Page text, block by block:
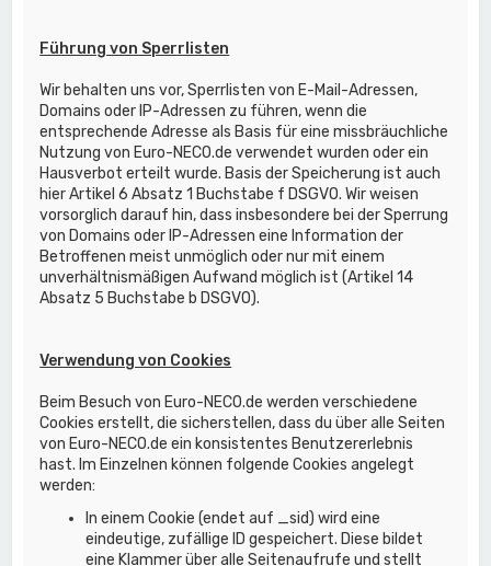
Führung von Sperrlisten
Wir behalten uns vor, Sperrlisten von E-Mail-Adressen,
Domains oder IP-Adressen zu führen, wenn die
entsprechende Adresse als Basis für eine missbräuchliche
Nutzung von Euro-NECO.de verwendet wurden oder ein
Hausverbot erteilt wurde. Basis der Speicherung ist auch
hier Artikel 6 Absatz 1 Buchstabe f DSGVO. Wir weisen
vorsorglich darauf hin, dass insbesondere bei der Sperrung
von Domains oder IP-Adressen eine Information der
Betroffenen meist unmöglich oder nur mit einem
unverhältnismäßigen Aufwand möglich ist (Artikel 14
Absatz 5 Buchstabe b DSGVO).
Verwendung von Cookies
Beim Besuch von Euro-NECO.de werden verschiedene
Cookies erstellt, die sicherstellen, dass du über alle Seiten
von Euro-NECO.de ein konsistentes Benutzererlebnis
hast. Im Einzelnen können folgende Cookies angelegt
werden:
In einem Cookie (endet auf _sid) wird eine
eindeutige, zufällige ID gespeichert. Diese bildet
eine Klammer über alle Seitenaufrufe und stellt